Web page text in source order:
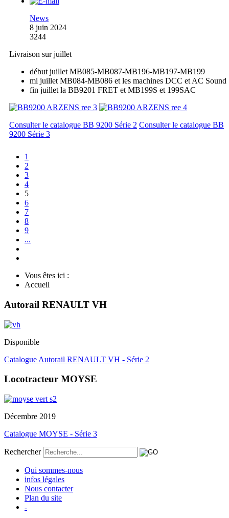
News
8 juin 2024
3244
Livraison sur juillet
début juillet MB085-MB087-MB196-MB197-MB199
mi juillet MB084-MB086 et les machines DCC et AC Sound
fin juillet la BB9201 FRET et MB199S et 199SAC
Consulter le catalogue BB 9200 Série 2 Consulter le catalogue BB
9200 Série 3
1
2
3
4
5
6
7
8
9
...
Vous êtes ici :
Accueil
Autorail RENAULT VH
Disponible
Catalogue Autorail RENAULT VH - Série 2
Locotracteur MOYSE
Décembre 2019
Catalogue MOYSE - Série 3
Rechercher
Qui sommes-nous
infos légales
Nous contacter
Plan du site
-